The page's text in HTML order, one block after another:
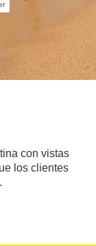
con vistas
los clientes